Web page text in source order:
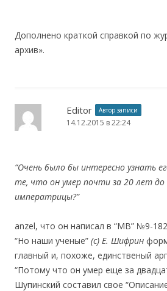
Дополнено краткой справкой по
архив».
Editor Автор записи
14.12.2015 в 22:24
“Очень было бы интересно узнать
те, что он умер почти за 20 лет до
императрицы?”
anzel, что он написал в “МВ” №9-
“Но наши ученые” (c) Е. Шифрин
главный и, похоже, единственый
“Потому что он умер еще за
Шупинский составил свое